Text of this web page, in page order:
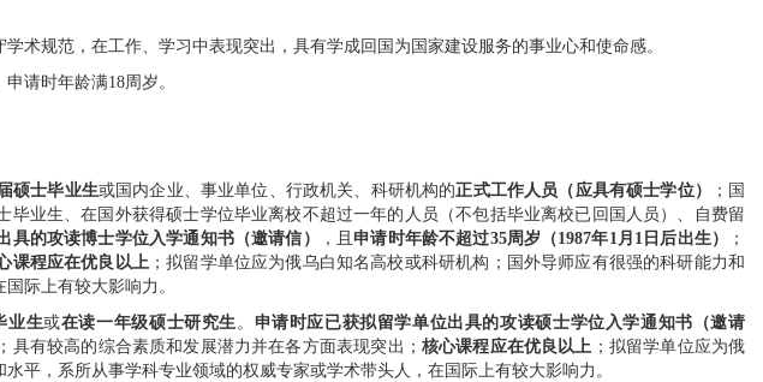
术规范，在工作、学习中表现突出，具有学成回国为国家建设服务的事业心和使命感。
申请时年龄满18周岁。
硕士毕业生或国内企业、事业单位、行政机关、科研机构的正式工作人员（应具有硕士学位）
；国
业生、在国外获得硕士学位毕业离校不超过一年的人员（不包括毕业离校已回国人员）、自费留
具的攻读博士学位入学通知书（邀请信） ， 且申请时年龄不超过35周岁（1987年1月 1 日后出生）
；
课程应在优良以上 ；拟留学单位应为俄乌白知名高校或科研机构；国外导师应有很强的科研能力和
国际上有较大影响力。
业生或在读一年级硕士研究生。 申请时应已获拟留学单位出具的攻读硕士学位入学通知书（邀请
；具有较高的综合素质和发展潜力并在各方面表现突出； 核心课程应在优良以上 ；拟留学单位应为俄
水平 ， 系所从事学科专业领域的权威专家或学术带头人 ， 在国际上有较大影响力。